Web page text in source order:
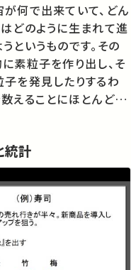
何で出来ていて、どん
どのように生まれて進
というものです。その
素粒子を作り出し、そ
を発見したりするわ
えることにほとんど尽
をどのようにして調
のように背後にある物
統計